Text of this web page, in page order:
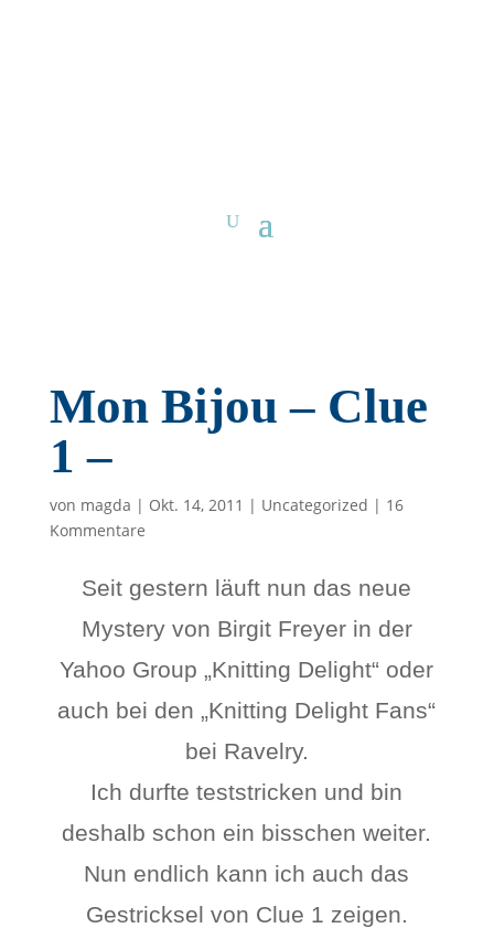
Mon Bijou – Clue
1 –
von magda | Okt. 14, 2011 | Uncategorized | 16
Kommentare
Seit gestern läuft nun das neue
Mystery von Birgit Freyer in der
Yahoo Group „Knitting Delight“ oder
auch bei den „Knitting Delight Fans“
bei Ravelry.
Ich durfte teststricken und bin
deshalb schon ein bisschen weiter.
Nun endlich kann ich auch das
Gestricksel von Clue 1 zeigen.